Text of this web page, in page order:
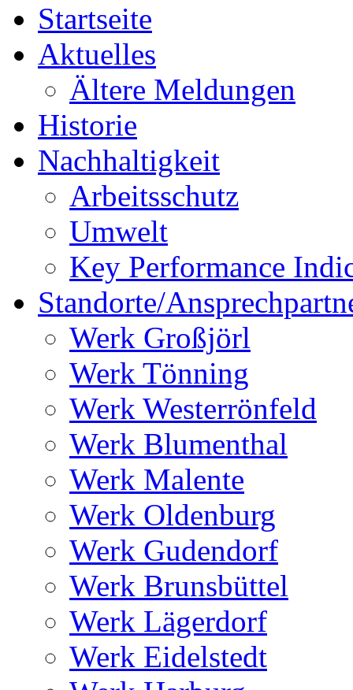
Startseite
Aktuelles
Ältere Meldungen
Historie
Nachhaltigkeit
Arbeitsschutz
Umwelt
Key Performance
Standorte/
Werk Großjörl
Werk Tönning
Werk Westerrönfeld
Werk Blumenthal
Werk Malente
Werk Oldenburg
Werk Gudendorf
Werk Brunsbüttel
Werk Lägerdorf
Werk Eidelstedt